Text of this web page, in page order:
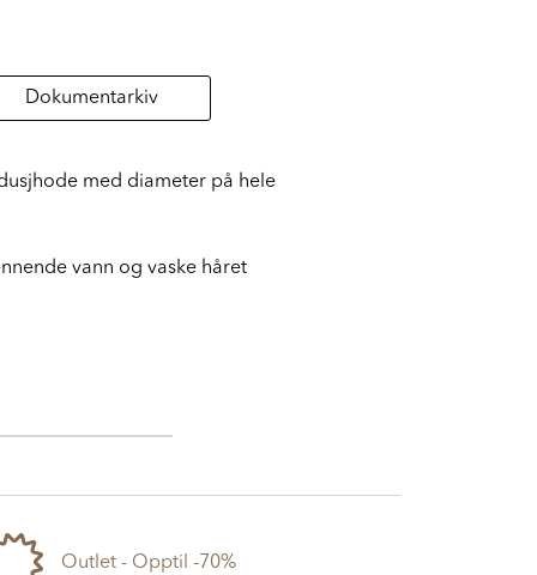
Dokumentarkiv
med diameter på hele
vann og vaske håret
Outlet - Opptil -70%